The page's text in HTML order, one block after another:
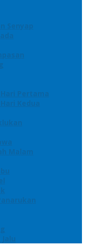
Senyap
Pertama
Kedua
Malam